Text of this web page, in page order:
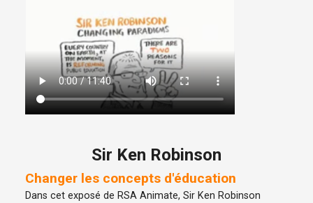
Sir Ken Robinson
Changer les concepts d'éducation
Dans cet exposé de RSA Animate, Sir Ken Robinson